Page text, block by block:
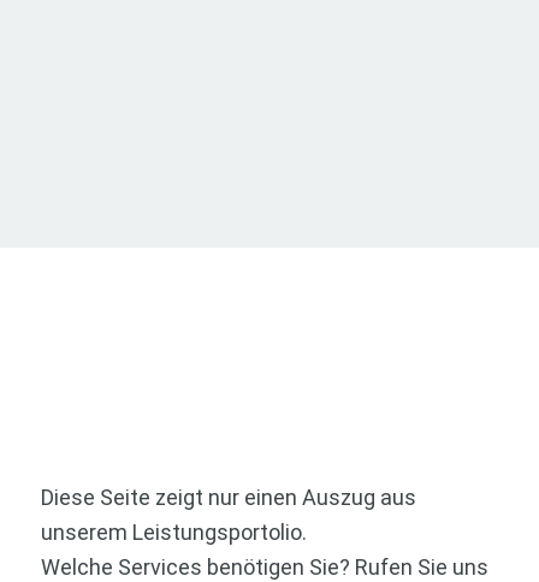
Diese Seite zeigt nur einen Auszug aus
unserem Leistungsportolio.
Welche Services benötigen Sie? Rufen Sie uns